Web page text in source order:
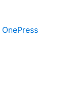
OnePress